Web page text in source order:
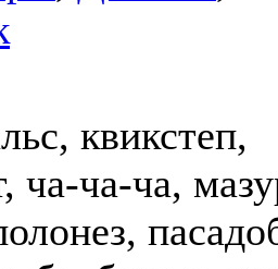
квикстеп,
ча-ча-ча,